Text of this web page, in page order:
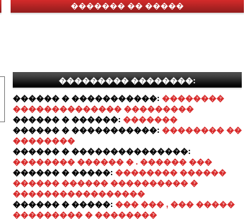
������� �� �����
��������� ��������:
������ � �����������: ��������
�������������� ���������
������ � ������: �������
������ � �����������: �������� ��
��������
������ � ���������������:
�������� ������ � . ������ ���
������ � �����: �������� ������
������ ������ ���������� �
�����������������
������ � �����: ��� ��� , ��� �����
��������� � ��������